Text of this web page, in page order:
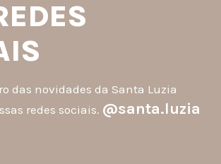
das novidades da Santa Luzia
redes sociais. @santa.luzia